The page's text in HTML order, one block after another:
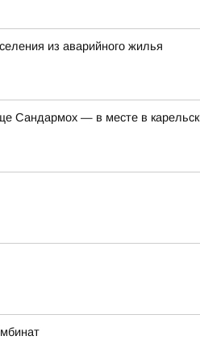
из аварийного жилья
Сандармох — в месте в